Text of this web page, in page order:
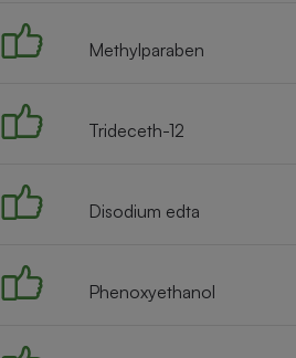
Methylparaben
Trideceth-12
Disodium edta
Phenoxyethanol